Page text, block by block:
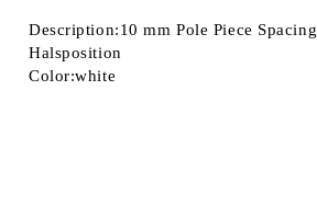
Description:10 mm Pole Piece Spacing
Halsposition
Color:white